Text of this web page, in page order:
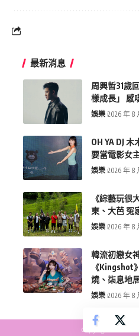
最新消息
周興哲31歲
樣成長」 感
娛樂 2026 年 8
OH YA DJ
要當電影女
娛樂 2026 年 8
《綜藝玩很
東、大芭 冤
娛樂 2026 年 8
韓流初戀女
《Kingshot
燒、柒息地
娛樂 2026 年 8
copyright ©